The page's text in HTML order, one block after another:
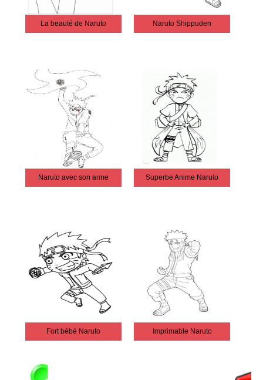
La beauté de Naruto Naruto Shippuden
Naruto avec son arme Superbe Anime Naruto
Fort bébé Naruto Imprimable Naruto